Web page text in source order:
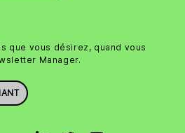
que vous désirez, quand vous
Manager.